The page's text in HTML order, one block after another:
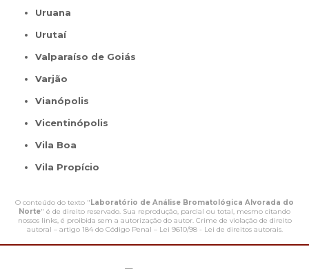
Uruana
Urutaí
Valparaíso de Goiás
Varjão
Vianópolis
Vicentinópolis
Vila Boa
Vila Propício
O conteúdo do texto "Laboratório de Análise Bromatológica Alvorada do
Norte" é de direito reservado. Sua reprodução, parcial ou total, mesmo citando
nossos links, é proibida sem a autorização do autor. Crime de violação de direito
autoral – artigo 184 do Código Penal – Lei 9610/98 - Lei de direitos autorais.